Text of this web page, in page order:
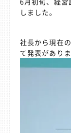
しました。
社長から現在
て発表がありま